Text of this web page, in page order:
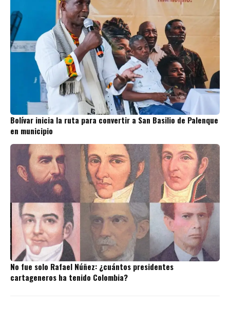
Bolívar inicia la ruta para convertir a San Basilio de Palenque
en municipio
No fue solo Rafael Núñez: ¿cuántos presidentes
cartageneros ha tenido Colombia?